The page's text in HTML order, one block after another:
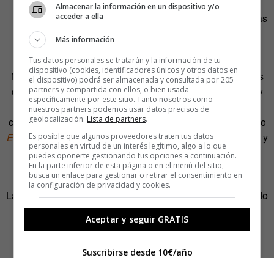
«Hay que dejarse llevar por una determinación más
fuerte que «lo ideal», y es la noción de fin. De
No falta razón a Palacios. Scott Fitzgerald se queja en sus
cartas de sí mismo, de su afán perfeccionista: del tiempo y
esfuerzo empleados en la reedición de sus textos que
consideraba lastres para su carrera. Es un tema en el relato
El tallerdePalacios: aquí, personajes con inmenso talento y
cultura se sienten incapaces de escribir una línea
aquejados por la idea de la perfección.
La perfección, como Bradbury expone, se consigue sacando
lo que está dentro.Quien quiera al menos un cuento
perfecto debe recordar:
«Durante un año escribe un cuento corto cada
Almacenar la información en un dispositivo y/o
acceder a ella
Más información
Tus datos personales se tratarán y la información de tu
dispositivo (cookies, identificadores únicos y otros datos en
el dispositivo) podrá ser almacenada y consultada por 205
partners y compartida con ellos, o bien usada
específicamente por este sitio. Tanto nosotros como
nuestros partners podemos usar datos precisos de
geolocalización. Lista de partners.
Es posible que algunos proveedores traten tus datos
personales en virtud de un interés legítimo, algo a lo que
puedes oponerte gestionando tus opciones a continuación.
En la parte inferior de esta página o en el menú del sitio,
busca un enlace para gestionar o retirar el consentimiento en
la configuración de privacidad y cookies.
Aceptar y seguir GRATIS
Suscribirse desde 10€/año